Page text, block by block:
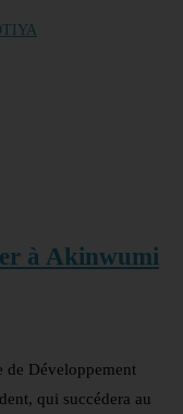
à Akinwumi
de Développement
qui succédera au